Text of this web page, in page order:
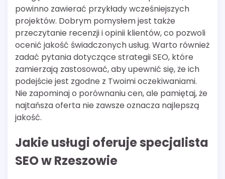
powinno zawierać przykłady wcześniejszych
projektów. Dobrym pomysłem jest także
przeczytanie recenzji i opinii klientów, co pozwoli
ocenić jakość świadczonych usług. Warto również
zadać pytania dotyczące strategii SEO, które
zamierzają zastosować, aby upewnić się, że ich
podejście jest zgodne z Twoimi oczekiwaniami.
Nie zapominaj o porównaniu cen, ale pamiętaj, że
najtańsza oferta nie zawsze oznacza najlepszą
jakość.
Jakie usługi oferuje specjalista
SEO w Rzeszowie